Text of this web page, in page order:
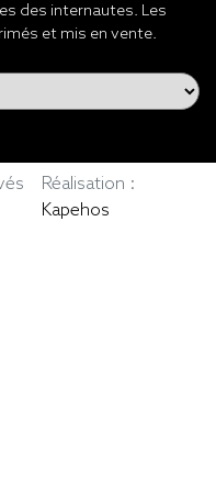
des internautes. Les
et mis en vente.
Réalisation :
Kapehos